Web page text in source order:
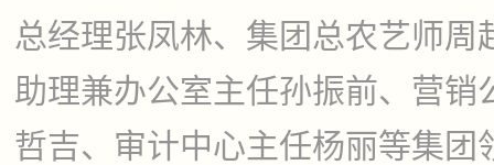
总经理张凤林、集团总农艺师周
助理兼办公室主任孙振前、营销
哲吉、审计中心主任杨丽等集团